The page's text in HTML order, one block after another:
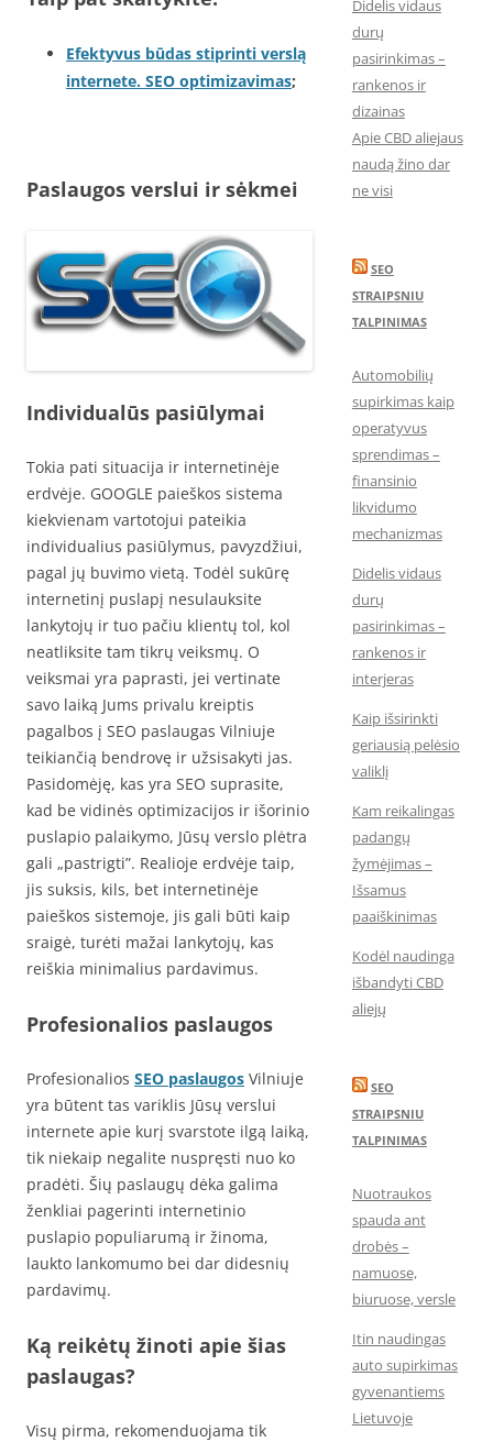
Efektyvus būdas stiprinti verslą
internete. SEO optimizavimas;
Paslaugos verslui ir sėkmei
Individualūs pasiūlymai
Tokia pati situacija ir internetinėje
erdvėje. GOOGLE paieškos sistema
kiekvienam vartotojui pateikia
individualius pasiūlymus, pavyzdžiui,
pagal jų buvimo vietą. Todėl sukūrę
internetinį puslapį nesulauksite
lankytojų ir tuo pačiu klientų tol, kol
neatliksite tam tikrų veiksmų. O
veiksmai yra paprasti, jei vertinate
savo laiką Jums privalu kreiptis
pagalbos į SEO paslaugas Vilniuje
teikiančią bendrovę ir užsisakyti jas.
Pasidomėję, kas yra SEO suprasite,
kad be vidinės optimizacijos ir išorinio
puslapio palaikymo, Jūsų verslo plėtra
gali „pastrigti”. Realioje erdvėje taip,
jis suksis, kils, bet internetinėje
paieškos sistemoje, jis gali būti kaip
sraigė, turėti mažai lankytojų, kas
reiškia minimalius pardavimus.
Profesionalios paslaugos
Profesionalios SEO paslaugos Vilniuje
yra būtent tas variklis Jūsų verslui
internete apie kurį svarstote ilgą laiką,
tik niekaip negalite nuspręsti nuo ko
pradėti. Šių paslaugų dėka galima
ženkliai pagerinti internetinio
puslapio populiarumą ir žinoma,
laukto lankomumo bei dar didesnių
pardavimų.
Ką reikėtų žinoti apie šias
paslaugas?
Visų pirma, rekomenduojama tik
Didelis vidaus
durų
pasirinkimas –
rankenos ir
dizainas
Apie CBD aliejaus
naudą žino dar
ne visi
SEO
STRAIPSNIU
TALPINIMAS
Automobilių
supirkimas kaip
operatyvus
sprendimas –
finansinio
likvidumo
mechanizmas
Didelis vidaus
durų
pasirinkimas –
rankenos ir
interjeras
Kaip išsirinkti
geriausią pelėsio
valiklį
Kam reikalingas
padangų
žymėjimas –
Išsamus
paaiškinimas
Kodėl naudinga
išbandyti CBD
aliejų
SEO
STRAIPSNIU
TALPINIMAS
Nuotraukos
spauda ant
drobės –
namuose,
biuruose, versle
Itin naudingas
auto supirkimas
gyvenantiems
Lietuvoje